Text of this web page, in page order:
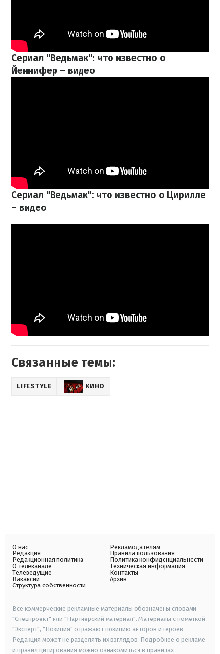
Сериал "Ведьмак": что известно о
Йеннифер – видео
Сериал "Ведьмак": что известно о Цирилле
– видео
Связанные темы:
LIFESTYLE КИНО
О нас
Редакция
Редакционная политика
О телеканале
Телеведущие
Вакансии
Структура собственности
Рекламодателям
Правила пользования
Политика конфиденциальности
Техническая информация
Контакты
Архив
Все коммерческие рекламные материалы обозначены словами
"Спецпроект" или "Партнерский материал". Материалы с пометкой
"Эксперт", "Позиция" отражают позицию авторов и героев.
Редакция может не разделять их взглядов. Подробнее о рекламе
и правил цитирования можно ознакомиться в правилах